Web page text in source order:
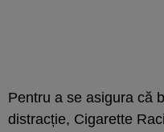
Pentru a se asigura că
distracție, Cigarette